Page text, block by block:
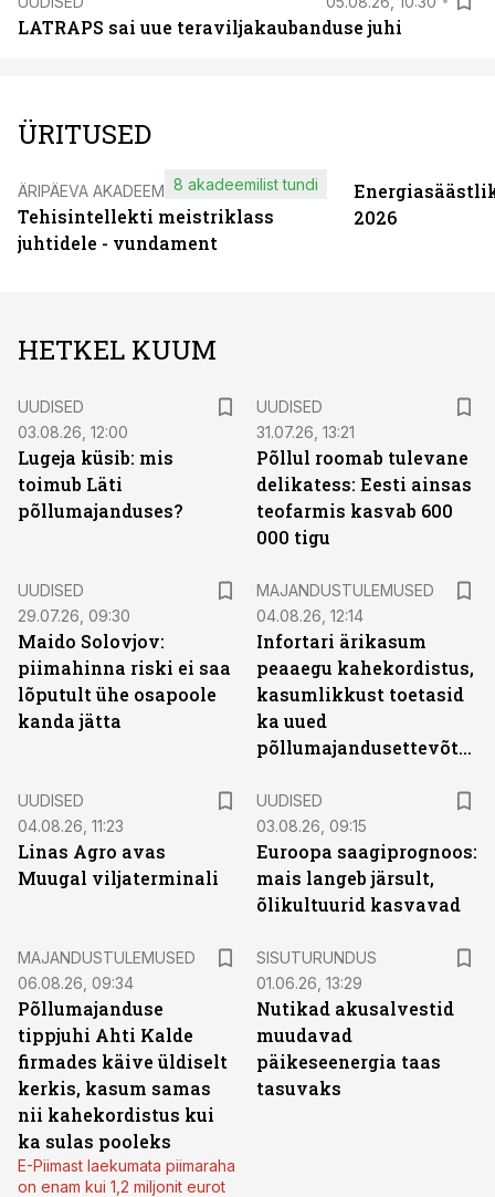
LATRAPS sai uue teraviljakaubanduse juhi
ÜRITUSED
ÄRIPÄEVA AKADEEMIA
Tehisintellekti meistriklass
juhtidele - vundament
8 akadeemilist tundi
2026
HETKEL KUUM
UUDISED
03.08.26, 12:00
Lugeja küsib: mis
toimub Läti
põllumajanduses?
UUDISED
31.07.26, 13:21
Põllul roomab tulevane
delikatess: Eesti ainsas
teofarmis kasvab 600
000 tigu
UUDISED
29.07.26, 09:30
Maido Solovjov:
piimahinna riski ei saa
lõputult ühe osapoole
kanda jätta
MAJANDUSTULEMUSED
04.08.26, 12:14
Infortari ärikasum
peaaegu kahekordistus,
kasumlikkust toetasid
ka uued
põllumajandusettevõtted
UUDISED
04.08.26, 11:23
Linas Agro avas
Muugal viljaterminali
UUDISED
03.08.26, 09:15
Euroopa saagiprognoos:
mais langeb järsult,
õlikultuurid kasvavad
MAJANDUSTULEMUSED
06.08.26, 09:34
Põllumajanduse
tippjuhi Ahti Kalde
firmades käive üldiselt
kerkis, kasum samas
nii kahekordistus kui
ka sulas pooleks
E-Piimast laekumata piimaraha
on enam kui 1,2 miljonit eurot
SISUTURUNDUS
01.06.26, 13:29
Nutikad akusalvestid
muudavad
päikeseenergia taas
tasuvaks